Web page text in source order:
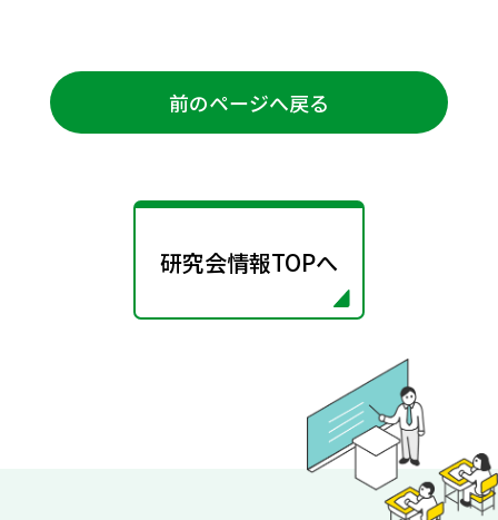
前のページへ戻る
研究会情報TOPへ